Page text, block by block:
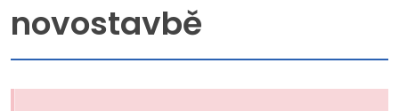
novostavbě